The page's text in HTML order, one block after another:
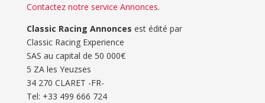
Contactez notre service Annonces.
Classic Racing Annonces est édité par
Classic Racing Experience
SAS au capital de 50 000€
5 ZA les Yeuzses
34 270 CLARET -FR-
Tel: ‭+33 499 666 724‬